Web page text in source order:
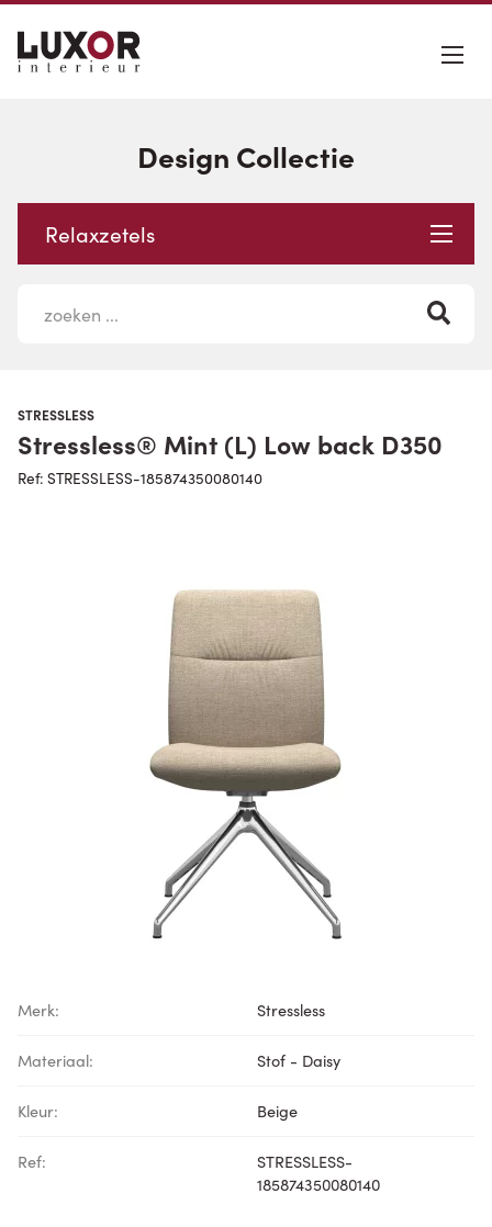
Design Collectie
Relaxzetels
STRESSLESS
Stressless® Mint (L) Low back D350
Ref: STRESSLESS-185874350080140
Merk: Stressless
Materiaal: Stof - Daisy
Kleur: Beige
Ref:
STRESSLESS-
185874350080140